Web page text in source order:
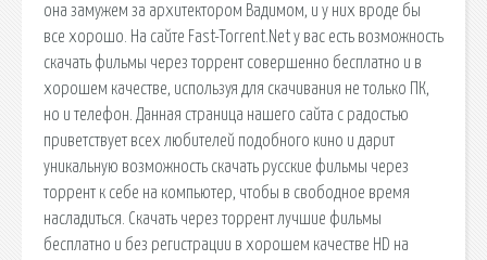
она замужем за архитектором Вадимом, и у них вроде бы
все хорошо. На сайте Fast-Torrent.Net у вас есть возможность
скачать фильмы через торрент совершенно бесплатно и в
хорошем качестве, используя для скачивания не только ПК,
но и телефон. Данная страница нашего сайта с радостью
приветствует всех любителей подобного кино и дарит
уникальную возможность скачать русские фильмы через
торрент к себе на компьютер, чтобы в свободное время
насладиться. Скачать через торрент лучшие фильмы
бесплатно и без регистрации в хорошем качестве HD на